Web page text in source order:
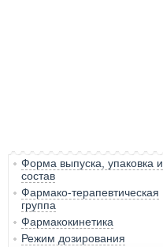
Форма выпуска, упаковка и
состав
Фармако-терапевтическая
группа
Фармакокинетика
Режим дозирования